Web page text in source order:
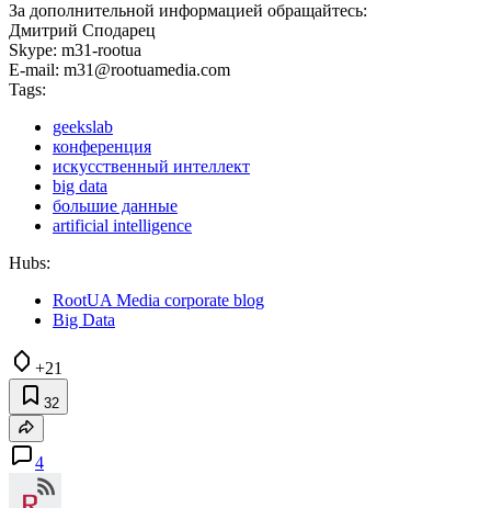
За дополнительной информацией обращайтесь:
Дмитрий Сподарец
Skype: m31-rootua
E-mail: m31@rootuamedia.com
Tags:
geekslab
конференция
искусственный интеллект
big data
большие данные
artificial intelligence
Hubs:
RootUA Media corporate blog
Big Data
+21
32
4